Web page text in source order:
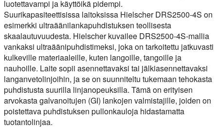
luotettavampi ja käyttöikä pidempi.
Suurikapasiteettisissa laitoksissa Hielscher DRS2500-4S on
esimerkki ultraäänilankapuhdistuksen teollisesta
skaalautuvuudesta. Hielscher kuvailee DRS2500-4S-mallia
vankaksi ultraäänipuhdistimeksi, joka on tarkoitettu jatkuvasti
kulkeville materiaaleille, kuten langoille, tangoille ja
nauhoille. Laite sopii asennettavaksi tai jälkiasennettavaksi
langanvetolinjoihin, ja se on suunniteltu tukemaan tehokasta
puhdistusta suurilla linjanopeuksilla. Tämä on erityisen
arvokasta galvanoitujen (GI) lankojen valmistajille, joiden on
poistettava puhdistuksen pullonkauloja hidastamatta
tuotantolinjaa.